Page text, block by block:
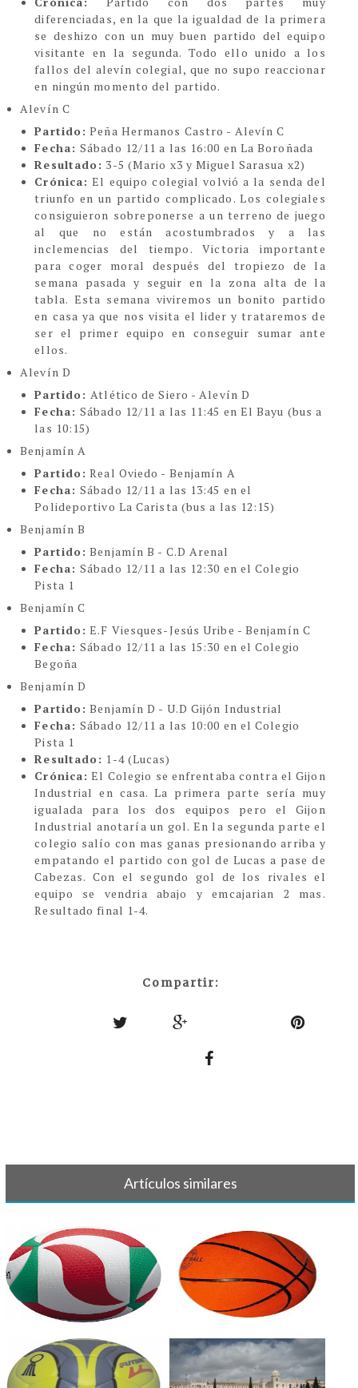
diferenciadas, en la que la igualdad de la primera
se deshizo con un muy buen partido del equipo
visitante en la segunda. Todo ello unido a los
fallos del alevín colegial, que no supo reaccionar
en ningún momento del partido.
Alevín C
Partido: Peña Hermanos Castro - Alevín C
Fecha:Sábado 12/11 a las 16:00 en La Boroñada
Resultado: 3-5 (Mario x3 y Miguel Sarasua x2)
Crónica: El equipo colegial volvió a la senda del
triunfo en un partido complicado. Los colegiales
consiguieron sobreponerse a un terreno de juego
al que no están acostumbrados y a las
inclemencias del tiempo. Victoria importante
para coger moral después del tropiezo de la
semana pasada y seguir en la zona alta de la
tabla. Esta semana viviremos un bonito partido
en casa ya que nos visita el lider y trataremos de
ser el primer equipo en conseguir sumar ante
ellos.
Alevín D
Partido:Atlético de Siero - Alevín D
Fecha:Sábado 12/11 a las 11:45 en El Bayu (bus a
las 10:15)
Benjamín A
Partido: Real Oviedo - Benjamín A
Fecha:Sábado 12/11 a las 13:45 en el
Polideportivo La Carista (bus a las 12:15)
Benjamín B
Partido: Benjamín B - C.D Arenal
Fecha:Sábado 12/11 a las 12:30 en el Colegio
Pista 1
Benjamín C
Partido: E.F Viesques-Jesús Uribe - Benjamín C
Fecha:Sábado 12/11 a las 15:30 en el Colegio
Begoña
Benjamín D
Partido: Benjamín D - U.D Gijón Industrial
Fecha:Sábado 12/11 a las 10:00 en el Colegio
Pista 1
Resultado: 1-4 (Lucas)
Crónica: El Colegio se enfrentaba contra el Gijon
Industrial en casa. La primera parte sería muy
igualada para los dos equipos pero el Gijon
Industrial anotaría un gol. En la segunda parte el
colegio salío con mas ganas presionando arriba y
empatando el partido con gol de Lucas a pase de
Cabezas. Con el segundo gol de los rivales el
equipo se vendria abajo y emcajarian 2 mas.
Resultado final 1-4.
Compartir:
Artículos similares
VOLEIBOL - Crónica y
resultados 7-8[...]
BALONCESTO - Crónicas y
resultados [...]